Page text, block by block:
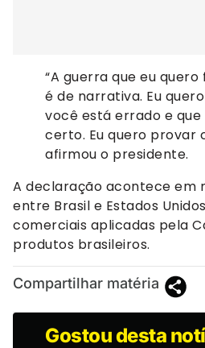
“A guerra que eu
é de narrativa. Eu
você está errado e que
certo. Eu quero provar
afirmou o presidente.
A declaração acontece em
entre Brasil e Estados
comerciais aplicadas pela
produtos brasileiros.
Compartilhar matéria
Gostou desta